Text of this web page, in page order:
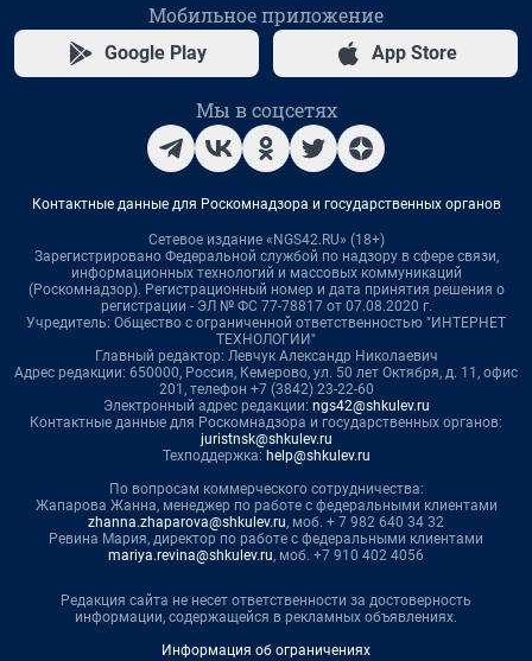
Мобильное приложение
Google Play App Store
Мы в соцсетях
Контактные данные для Роскомнадзора и государственных органов
Сетевое издание «NGS42.RU» (18+)
Зарегистрировано Федеральной службой по надзору в сфере связи,
информационных технологий и массовых коммуникаций
(Роскомнадзор). Регистрационный номер и дата принятия решения о
регистрации - ЭЛ № ФС 77-78817 от 07.08.2020 г.
Учредитель: Общество с ограниченной ответственностью "ИНТЕРНЕТ
ТЕХНОЛОГИИ"
Главный редактор: Левчук Александр Николаевич
Адрес редакции: 650000, Россия, Кемерово, ул. 50 лет Октября, д. 11, офис
201, телефон +7 (3842) 23-22-60
Электронный адрес редакции: ngs42@shkulev.ru
Контактные данные для Роскомнадзора и государственных органов:
juristnsk@shkulev.ru
Техподдержка: help@shkulev.ru
По вопросам коммерческого сотрудничества:
Жапарова Жанна, менеджер по работе с федеральными клиентами
zhanna.zhaparova@shkulev.ru, моб. + 7 982 640 34 32
Ревина Мария, директор по работе с федеральными клиентами
mariya.revina@shkulev.ru, моб. +7 910 402 4056
Редакция сайта не несет ответственности за достоверность
информации, содержащейся в рекламных объявлениях.
Информация об ограничениях